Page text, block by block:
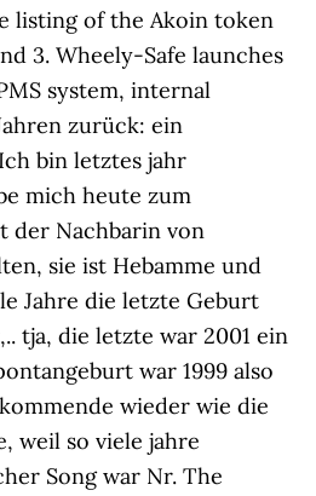
listing of the Akoin token
3. Wheely-Safe launches
system, internal
zurück: ein
bin letztes jahr
mich heute zum
der Nachbarin von
sie ist Hebamme und
Jahre die letzte Geburt
tja, die letzte war 2001 ein
war 1999 also
wieder wie die
weil so viele jahre
Song war Nr. The